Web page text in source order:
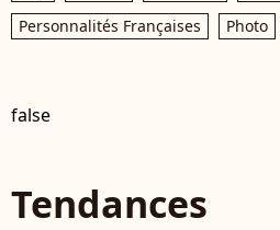
Personnalités Françaises
Photo
false
Tendances